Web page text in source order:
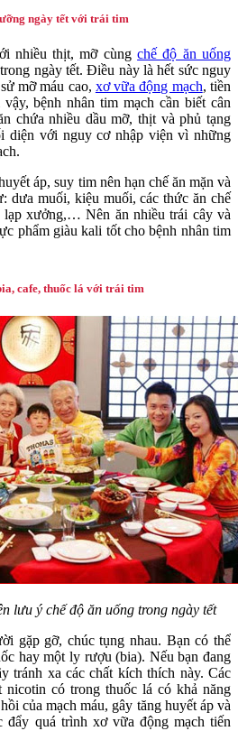
ngày tết với trái tim
nhiều thịt, mỡ cùngchế độ ăn uống
ngày tết. Điều này là hết sức nguy
mỡ máu cao, xơ vữa động mạch, tiền
bệnh nhân tim mạch cần biết cân
chứa nhiều dầu mỡ, thịt và phủ tạng
diện với nguy cơ nhập viện vì những
áp, suy tim nên hạn chế ăn mặn và
dưa muối, kiệu muối, các thức ăn chế
lạp xưởng,… Nên ăn nhiều trái cây và
phẩm giàu kali tốt cho bệnh nhân tim
cafe, thuốc lá với trái tim
lưu ý chế độ ăn uống trong ngày tết
gặp gỡ, chúc tụng nhau. Bạn có thể
hay một ly rượu (bia). Nếu bạn đang
tránh xa các chất kích thích này. Các
nicotin có trong thuốc lá có khả năng
của mạch máu, gây tăng huyết áp và
đẩy quá trình xơ vữa động mạch tiến